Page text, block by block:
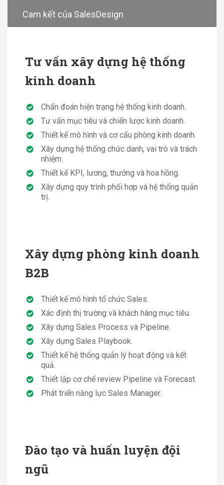
Cam kết của SalesDesign
Tư vấn xây dựng hệ thống
kinh doanh
Chẩn đoán hiện trạng hệ thống kinh doanh.
Tư vấn mục tiêu và chiến lược kinh doanh.
Thiết kế mô hình và cơ cấu phòng kinh doanh.
Xây dựng hệ thống chức danh, vai trò và trách
nhiệm.
Thiết kế KPI, lương, thưởng và hoa hồng.
Xây dựng quy trình phối hợp và hệ thống quản
trị.
Xây dựng phòng kinh doanh
B2B
Thiết kế mô hình tổ chức Sales.
Xác định thị trường và khách hàng mục tiêu.
Xây dựng Sales Process và Pipeline.
Xây dựng Sales Playbook.
Thiết kế hệ thống quản lý hoạt động và kết
quả.
Thiết lập cơ chế review Pipeline và Forecast.
Phát triển năng lực Sales Manager.
Đào tạo và huấn luyện đội
ngũ